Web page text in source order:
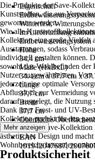
Eigenschaft
Winterfest,
Im Lieferumfang
Erdbewässerungsystem
Höhe
34,4 cm
Maße (HxBxL)
34.4 cm x 37.7 cm x
Länge
37,7 cm
Breite
37,7 cm
Oberfläche/
Glatt
EAN
191942047687,
Die Produkte der Save-
Kunststoffen, die aus
gewonnen werden.
Wie alle
Kollektion eine große Vielfalt
Ausstattungen, sodass
individuell gestalten können.
sowohl das Wohlbefinden der
Nutzer zu gewährleisten. Vom
jederzeit eine optimale
Abflussloch zur Vermeidung
darauf ausgelegt, die Nutzung
Dank ihrer Frost- und UV-
Kollektion perfekt für den
Outdoor: Die Save-
ästhetisches Design und
Wohnbereichs besonders
Mehr anzeigen
Produktsicherheit